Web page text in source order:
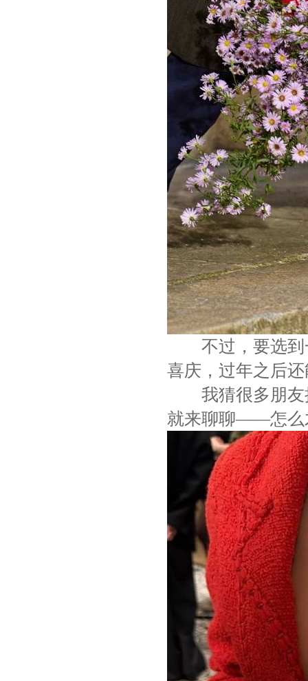
不过，要选到
喜庆，过年之后
我猜很多朋友
就来聊聊——怎么